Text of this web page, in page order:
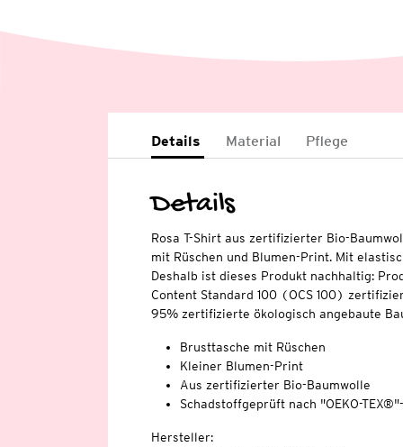
Details Material Pflege
Details
Rosa T-Shirt aus zertifizierter Bio-
mit Rüschen und Blumen-Print. Mit
Deshalb ist dieses Produkt nachhaltig:
Content Standard 100 (OCS 100)
95% zertifizierte ökologisch angebaute
Brusttasche mit Rüschen
Kleiner Blumen-Print
Aus zertifizierter Bio-Baumwolle
Schadstoffgeprüft nach "OEKO-
Hersteller: